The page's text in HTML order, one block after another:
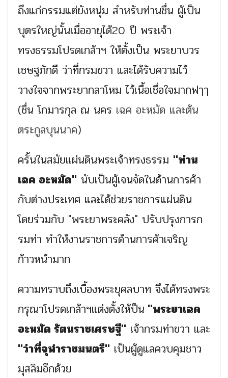
ถึงแก่กรรมแต่ยังหนุ่ม สำหรับท่านชื่น ผู้เป็น
บุตรใหญ่นั้นเมื่ออายุได้20 ปี พระเจ้า
ทรงธรรมโปรดเกล้าฯ ให้ตั้งเป็น พระยาบวร
เชษฐภักดี ว่าที่กรมขวา และได้รับความไว้
วางใจจากพระยากลาโหม ไว้เนื้อเชื่อใจมากฟๅๅ
(ชื่น โกมารกุล ณ นคร เฉค อะหมัด และต้น
ตระกูลบุนนาค)
ครั้นในสมัยแผ่นดินพระเจ้าทรงธรรม "ท่าน
เฉค อะหมัด" นับเป็นผู้เจนจัดในด้านการค้า
กับต่างประเทศ และได้ช่วยราชการแผ่นดิน
โดยร่วมกับ "พระยาพระคลัง" ปรับปรุงการก
รมท่า ทำให้งานราชการด้านการค้าเจริญ
ก้าวหน้ามาก
ความทราบถึงเบื้องพระยุคลบาท จึงได้ทรงพระ
กรุณาโปรดเกล้าฯแต่งตั้งให้ป็น "พระยาเฉค
อะหมัด รัตนราชเศรษฐี" เจ้ากรมท่าขวา และ
"ว่าที่จุฬาราชมนตรี" เป็นผู้ดูแลควบคุมชาว
มุสลิมอีกด้วย